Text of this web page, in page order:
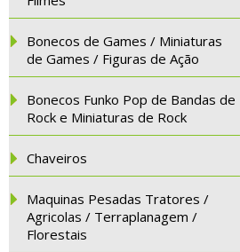
Bonecos de Games / Miniaturas
de Games / Figuras de Ação
Bonecos Funko Pop de Bandas de
Rock e Miniaturas de Rock
Chaveiros
Maquinas Pesadas Tratores /
Agricolas / Terraplanagem /
Florestais